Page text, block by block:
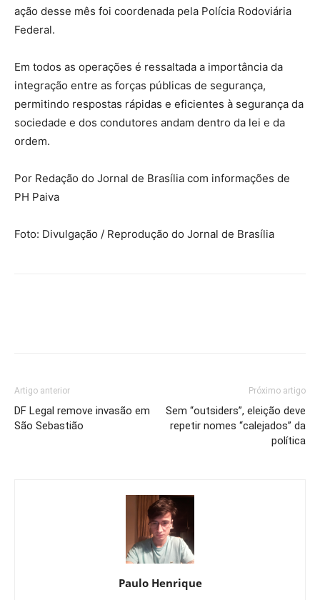
ação desse mês foi coordenada pela Polícia Rodoviária
Federal.
Em todos as operações é ressaltada a importância da
integração entre as forças públicas de segurança,
permitindo respostas rápidas e eficientes à segurança da
sociedade e dos condutores andam dentro da lei e da
ordem.
Por Redação do Jornal de Brasília com informações de
PH Paiva
Foto: Divulgação / Reprodução do Jornal de Brasília
Artigo anterior
DF Legal remove invasão em
São Sebastião
Próximo artigo
Sem “outsiders”, eleição deve
repetir nomes “calejados” da
política
Paulo Henrique